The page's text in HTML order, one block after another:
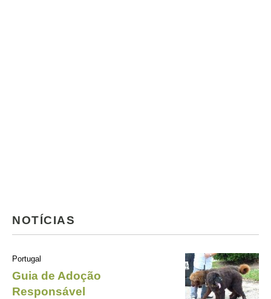
NOTÍCIAS
Portugal
Guia de Adoção
Responsável